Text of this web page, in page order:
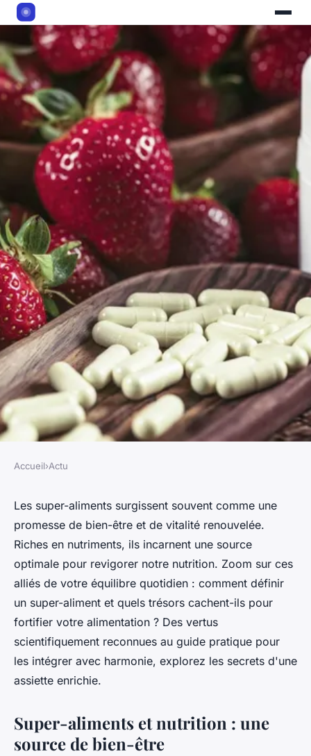
Super-aliment : quels sont les
bienfaits qu'il apporte ?
Océane•14 mars 2024•3 min de lecture
Accueil›Actu
Les super-aliments surgissent souvent comme une
promesse de bien-être et de vitalité renouvelée.
Riches en nutriments, ils incarnent une source
optimale pour revigorer notre nutrition. Zoom sur ces
alliés de votre équilibre quotidien : comment définir
un super-aliment et quels trésors cachent-ils pour
fortifier votre alimentation ? Des vertus
scientifiquement reconnues au guide pratique pour
les intégrer avec harmonie, explorez les secrets d'une
assiette enrichie.
Super-aliments et nutrition : une
source de bien-être